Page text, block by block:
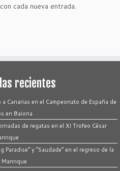
cada nueva entrada.
recientes
Canarias en el Campeonato de España de
en Baiona
de regatas en el XI Trofeo César
y “Saudade” en el regreso de la
Manrique